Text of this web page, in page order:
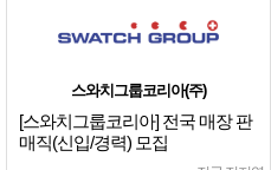
스와치그룹코리아(주)
[스와치그룹코리아] 전국 매장 판
매직(신입/경력) 모집